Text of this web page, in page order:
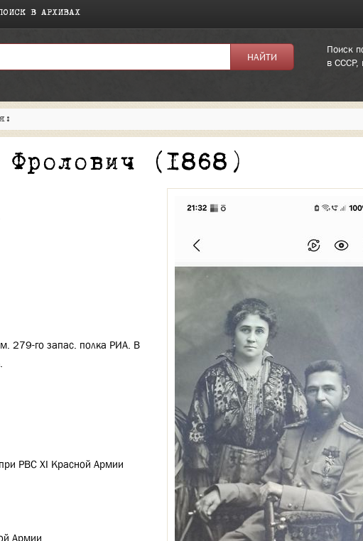
В АРХИВАХ
Поиск
в СССР,
Фролович (1868)
279-го запас. полка РИА. В
РВС XI Красной Армии
Армии